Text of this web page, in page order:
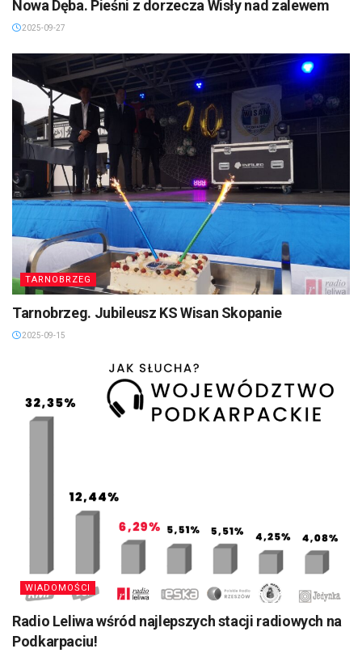
Nowa Dęba. Pieśni z dorzecza Wisły nad zalewem
2025-09-27
TARNOBRZEG
Tarnobrzeg. Jubileusz KS Wisan Skopanie
2025-09-15
WIADOMOŚCI
Radio Leliwa wśród najlepszych stacji radiowych na
Podkarpaciu!